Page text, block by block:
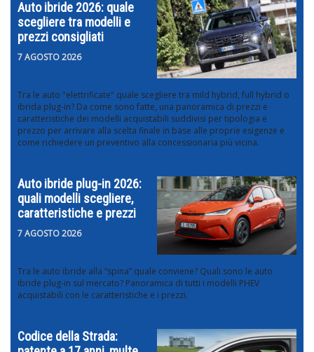
Auto ibride 2026: quale
scegliere tra modelli e
prezzi consigliati
7 AGOSTO 2026
Tra le auto "elettrificate" quale scegliere tra mild hybrid, full hybrid o
ibrida plug-in? Da come sono fatte, una panoramica di prezzi e
caratteristiche dei modelli acquistabili suddivisi per tipologia e
prezzo per arrivare alla scelta finale in base alle proprie esigenze e
come richiedere un preventivo alla concessionaria più vicina.
Auto ibride plug-in 2026:
quali modelli scegliere,
caratteristiche e prezzi
7 AGOSTO 2026
Tra le auto ibride alla “spina” quale conviene? Quali sono le auto
ibride plug-in sul mercato? Panoramica di tutti i modelli PHEV
acquistabili con le caratteristiche e i prezzi.
Codice della Strada: